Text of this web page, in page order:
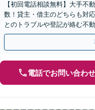
【初回電話相談無料】大手不
数！貸主・借主のどちらも対
とのトラブルや登記が絡む不
渡し請求【Zooｍ相談可】【
電話でお問い合わせ